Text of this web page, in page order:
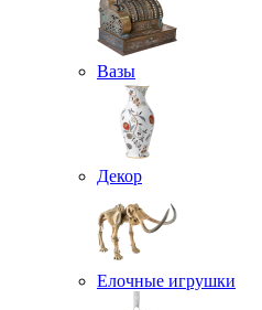
Вазы
Декор
Елочные игрушки